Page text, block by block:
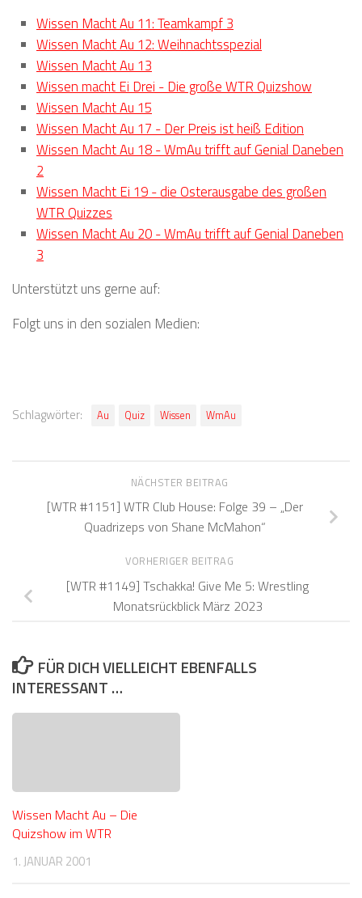
Wissen Macht Au 11: Teamkampf 3
Wissen Macht Au 12: Weihnachtsspezial
Wissen Macht Au 13
Wissen macht Ei Drei - Die große WTR Quizshow
Wissen Macht Au 15
Wissen Macht Au 17 - Der Preis ist heiß Edition
Wissen Macht Au 18 - WmAu trifft auf Genial Daneben
2
Wissen Macht Ei 19 - die Osterausgabe des großen
WTR Quizzes
Wissen Macht Au 20 - WmAu trifft auf Genial Daneben
3
Unterstützt uns gerne auf:
Folgt uns in den sozialen Medien:
Schlagwörter: Au Quiz Wissen WmAu
NÄCHSTER BEITRAG
[WTR #1151] WTR Club House: Folge 39 – „Der
Quadrizeps von Shane McMahon“
VORHERIGER BEITRAG
[WTR #1149] Tschakka! Give Me 5: Wrestling
Monatsrückblick März 2023
FÜR DICH VIELLEICHT EBENFALLS
INTERESSANT …
Wissen Macht Au – Die
Quizshow im WTR
1. JANUAR 2001